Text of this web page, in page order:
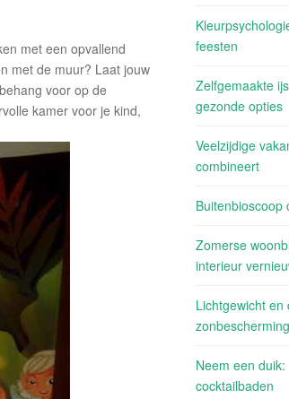
met een opvallend
met de muur? Laat jouw
voor op de
kamer voor je kind,
feesten
Zelfgemaakte
gezonde opties
Veelzijdige
combineert
Buitenbioscoop
Zomerse
interieur
Lichtgewicht
zonbescherming
Neem een
cocktailbaden